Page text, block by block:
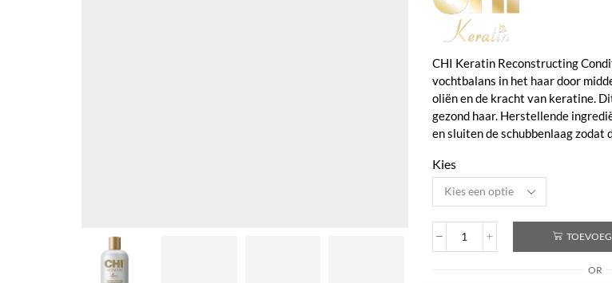
CHI Keratin Reconstructing
vochtbalans in het haar door
oliën en de kracht van keratine.
gezond haar. Herstellende
en sluiten de schubbenlaag zodat
Kies
Keratin
OR